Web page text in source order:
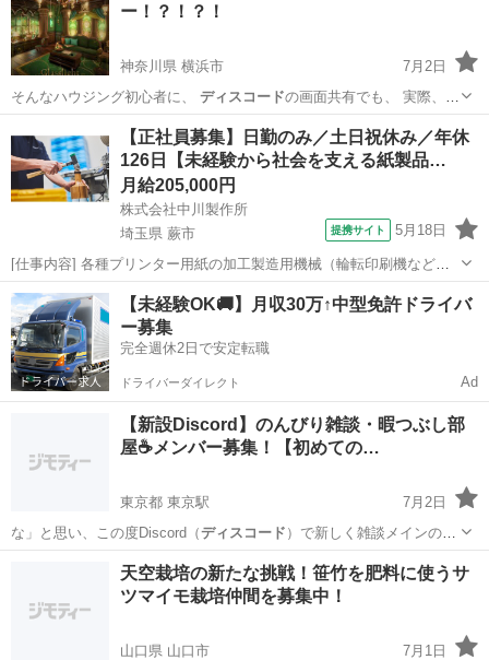
ー！？！？！
神奈川県 横浜市
7月2日
そんなハウジング初心者に、 ディスコードの画面共有でも、 実際、ハ
ウスに…
ゲーム/アプリ
【正社員募集】日勤のみ／土日祝休み／年休
126日【未経験から社会を支える紙製品…
月給205,000円
株式会社中川製作所
埼玉県 蕨市
提携サイト 5月18日
[仕事内容] 各種プリンター用紙の加工製造用機械（輪転印刷機など）
の 操作をお任せします。 ＜具体的には…＞ ・印刷機械やスリッター
機の操作、製品の製造 ・製品に応じた機械の設定・調整 （裁断・型
抜き・ミシン目・穴開け加...
埼玉 蕨市 工場
【未経験OK🚚】月収30万↑中型免許ドライバ
ー募集
完全週休2日で安定転職
ドライバーダイレクト Ad
​【新設Discord】のんびり雑談・暇つぶし部
屋☕️メンバー募集！【初めての…
東京都 東京駅
7月2日
な」と思い、この度Discord（ディスコード ）で新しく雑談メインのサ
ーバーを立…中央区 東京駅 友達
天空栽培の新たな挑戦！笹竹を肥料に使うサ
ツマイモ栽培仲間を募集中！
山口県 山口市
7月1日